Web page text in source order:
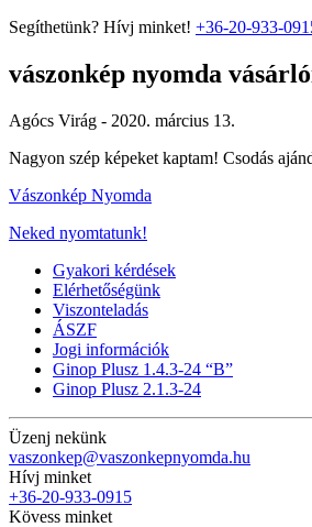
Segíthetünk? Hívj minket! +36-20-933-
vászonkép nyomda
Agócs Virág - 2020. március 13.
Nagyon szép képeket kaptam! Csodás
Vászonkép Nyomda
Neked nyomtatunk!
Gyakori kérdések
Elérhetőségünk
Viszonteladás
ÁSZF
Jogi információk
Ginop Plusz 1.4.3-24 “B”
Ginop Plusz 2.1.3-24
Üzenj nekünk
vaszonkep@vaszonkepnyomda.hu
Hívj minket
+36-20-933-0915
Kövess minket